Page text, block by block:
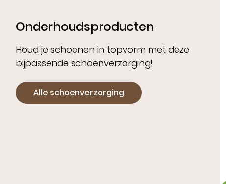
Onderhoudsproducten
Houd je schoenen in topvorm met deze
bijpassende schoenverzorging!
Alle schoenverzorging